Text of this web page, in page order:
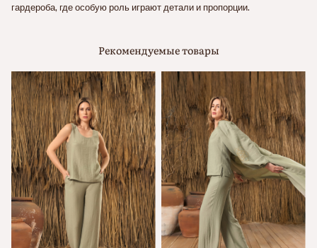
гардероба, где особую роль играют детали и пропорции.
Рекомендуемые товары